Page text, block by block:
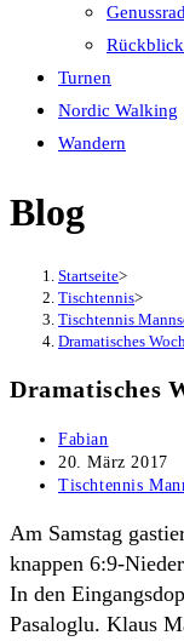
Turnen
Nordic Walking
Wandern
Blog
Startseite>
Tischtennis>
Tischtennis
Dramatisches
Dramatisches
Beitrags-
Autor:
Fabian
Beitrag
veröffentlicht:
20. März 2017
Beitrags-
Tischtennis
Am Samstag
knappen 6:9-
In den
Pasaloglu. Klaus